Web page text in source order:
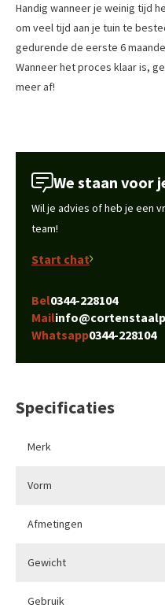
Handig wanneer je weinig tijd
om veel tijd aan je tuin te
gedurende de eerste 6
Wanneer het proces klaar is,
meer af!
We staan voor
Wil je advies of heb je een
team!
Start chat
Bel0344-228104
Mail
Whatsapp0344-228104
Specificaties
Merk
Vorm
Afmetingen
Gewicht
Gebruik